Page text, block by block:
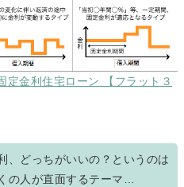
定金利住宅ローン 【フラット３
、どっちがいいの？というのは
の人が直面するテーマ…